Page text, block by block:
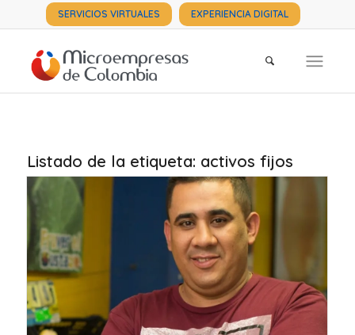
SERVICIOS VIRTUALES EXPERIENCIA DIGITAL
Listado de la etiqueta: activos fijos